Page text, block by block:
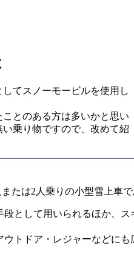
てスノーモービルを使用し
とのある方は多いかと思い
乗り物ですので、改めて紹
たは2人乗りの小型雪上車
として用いられるほか、
ウトドア・レジャーなどにも